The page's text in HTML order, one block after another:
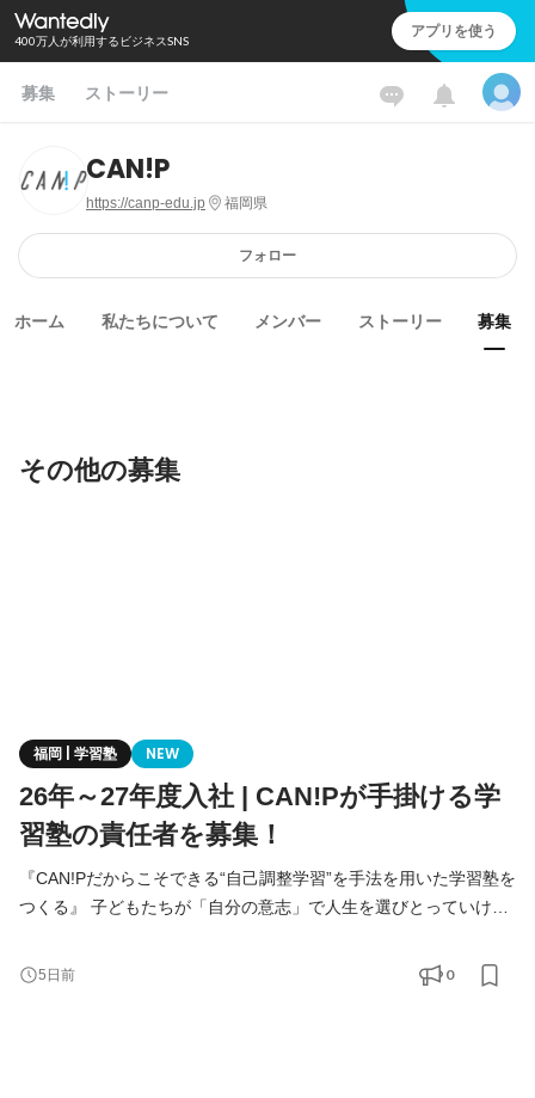
400万人が利用するビジネスSNS アプリを使う
募集 ストーリー
CAN!P
https://canp-edu.jp 福岡県
フォロー
ホーム 私たちについて メンバー ストーリー 募集
その他の募集
福岡 | 学習塾 NEW
26年～27年度入社 | CAN!Pが手掛ける学
習塾の責任者を募集！
『CAN!Pだからこそできる“自己調整学習”を手法を用いた学習塾を
つくる』 子どもたちが「自分の意志」で人生を選びとっていける
もない第三の居場所」で、探究・遊び・対話が混ざり合う放課後
5日前 0